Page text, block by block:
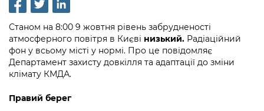
Рішення та розпорядження
Проєкти розпоряджень, що
перебувають на погодженні КМВА
Рішення Київради
Контактна інформація
Освіта та навчальні заклади
Дороги, транспорт та парковки
Навколишнє середовище міста
Громадська експертиза
Громадський бюджет
Консультації з громадськістю
Інформація з обмеженим доступом
Подати запит онлайн
Проекти нормативно-правових та
Медіагалерея
Підписатися на новини та анонси від
КМДА / Subscribe to announcements
from the KCSA
Accreditation process
Портал Послуг
Станом на 8:00 9 жовтня рівень забрудненості
атмосферного повітря в Києві низький. Радіаційний
фон у всьому місті у нормі. Про це повідомляє
Департамент захисту довкілля та адаптації до зміни
клімату КМДА.
Правий берег